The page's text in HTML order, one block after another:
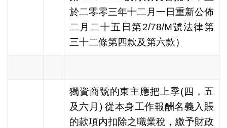
於二零零三年十二月一日重新公佈
二月二十五日第2/78/M號法律第
三十二條第四款及第六款）
獨資商號的東主應把上季(四，五
及六月) 從本身工作報酬名義入賬
的款項內扣除之職業稅，繳予財政